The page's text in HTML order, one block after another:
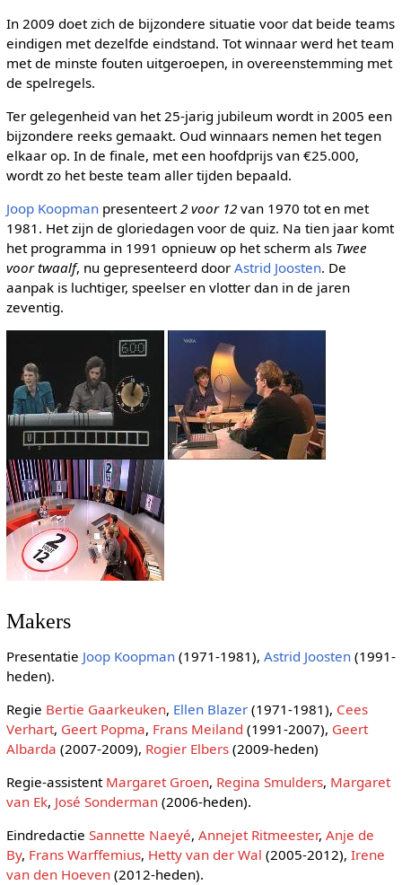
In 2009 doet zich de bijzondere situatie voor dat beide teams
eindigen met dezelfde eindstand. Tot winnaar werd het team
met de minste fouten uitgeroepen, in overeenstemming met
de spelregels.
Ter gelegenheid van het 25-jarig jubileum wordt in 2005 een
bijzondere reeks gemaakt. Oud winnaars nemen het tegen
elkaar op. In de finale, met een hoofdprijs van €25.000,
wordt zo het beste team aller tijden bepaald.
Joop Koopmanpresenteert2 voor 12van 1970 tot en met
1981. Het zijn de gloriedagen voor de quiz. Na tien jaar komt
het programma in 1991 opnieuw op het scherm als Twee
voor twaalf, nu gepresenteerd door Astrid Joosten. De
aanpak is luchtiger, speelser en vlotter dan in de jaren
zeventig.
Makers
Presentatie Joop Koopman(1971-1981), Astrid Joosten(1991-
heden).
Regie Bertie Gaarkeuken, Ellen Blazer(1971-1981), Cees
Verhart, Geert Popma, Frans Meiland (1991-2007), Geert
Albarda (2007-2009), Rogier Elbers(2009-heden)
Regie-assistent Margaret Groen, Regina Smulders, Margaret
van Ek, José Sonderman(2006-heden).
Eindredactie Sannette Naeyé, Annejet Ritmeester, Anje de
By, Frans Warffemius, Hetty van der Wal (2005-2012), Irene
van den Hoeven(2012-heden).